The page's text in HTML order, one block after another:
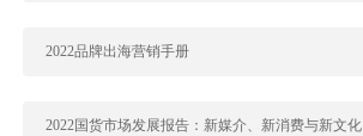
2022品牌出海营销手册
2022国货市场发展报告：新媒介、新消费与新文化